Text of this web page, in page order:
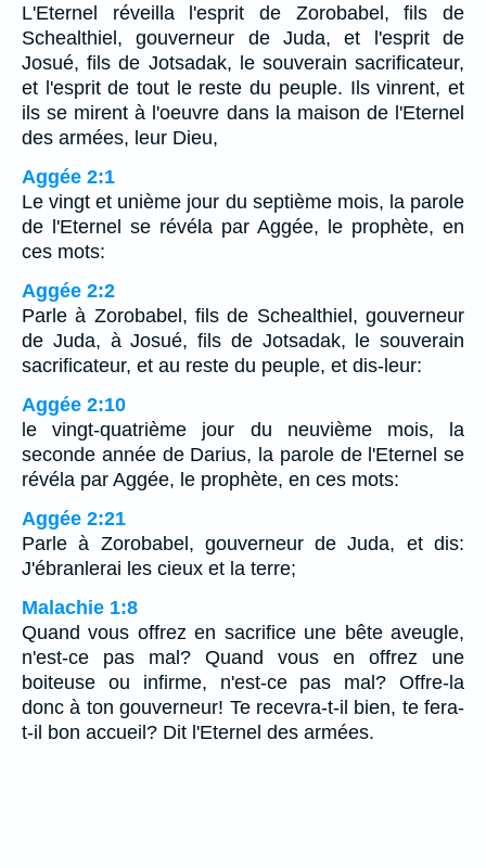
L'Eternel réveilla l'esprit de Zorobabel, fils de
Schealthiel, gouverneur de Juda, et l'esprit de
Josué, fils de Jotsadak, le souverain sacrificateur,
et l'esprit de tout le reste du peuple. Ils vinrent, et
ils se mirent à l'oeuvre dans la maison de l'Eternel
des armées, leur Dieu,
Aggée 2:1
Le vingt et unième jour du septième mois, la parole
de l'Eternel se révéla par Aggée, le prophète, en
ces mots:
Aggée 2:2
Parle à Zorobabel, fils de Schealthiel, gouverneur
de Juda, à Josué, fils de Jotsadak, le souverain
sacrificateur, et au reste du peuple, et dis-leur:
Aggée 2:10
le vingt-quatrième jour du neuvième mois, la
seconde année de Darius, la parole de l'Eternel se
révéla par Aggée, le prophète, en ces mots:
Aggée 2:21
Parle à Zorobabel, gouverneur de Juda, et dis:
J'ébranlerai les cieux et la terre;
Malachie 1:8
Quand vous offrez en sacrifice une bête aveugle,
n'est-ce pas mal? Quand vous en offrez une
boiteuse ou infirme, n'est-ce pas mal? Offre-la
donc à ton gouverneur! Te recevra-t-il bien, te fera-
t-il bon accueil? Dit l'Eternel des armées.